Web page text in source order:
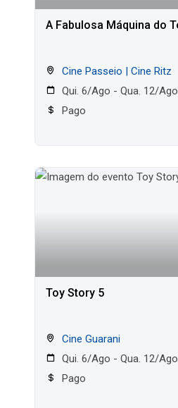
A Fabulosa Máquina do
Cine Passeio | Cine Ritz
Qui. 6/Ago - Qua. 12/Ago
Pago
Toy Story 5
Cine Guarani
Qui. 6/Ago - Qua. 12/Ago
Pago